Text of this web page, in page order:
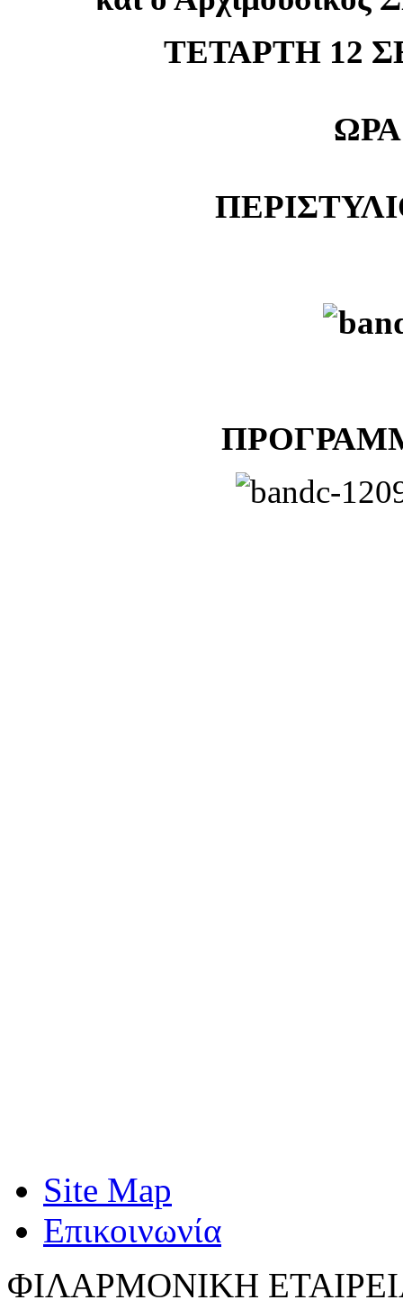
ΤΕΤΑΡΤΗ 12
ΩΡΑ
Site Map
Επικοινωνία
ΦΙΛΑΡΜΟΝΙΚΗ